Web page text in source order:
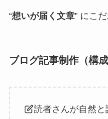
“想いが届く文章” にこ
ブログ記事制作（構成
読者さんが自然